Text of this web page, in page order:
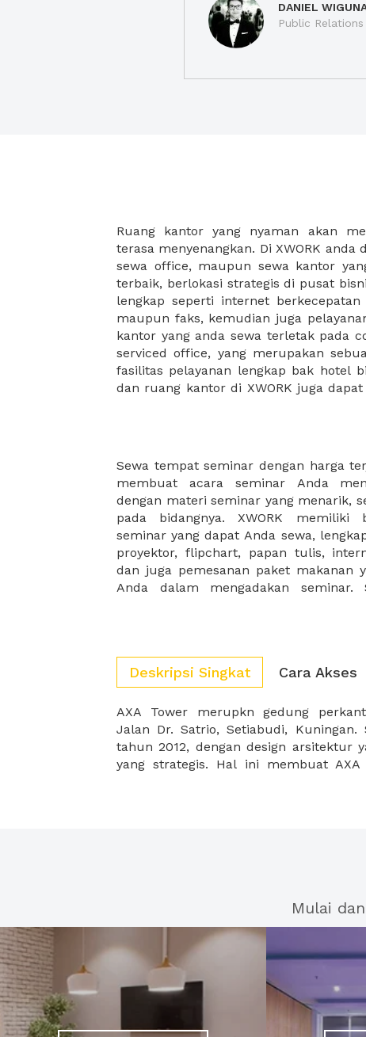
DANIEL
Public
Ruang kantor yang nyaman akan
terasa menyenangkan. Di XWORK anda
sewa office, maupun sewa kantor
terbaik, berlokasi strategis di pusat
lengkap seperti internet
maupun faks, kemudian juga
kantor yang anda sewa terletak pada
serviced office, yang merupakan
fasilitas pelayanan lengkap bak hotel
dan ruang kantor di XWORK juga
legalitas usaha baru Anda, seperti
Perusahaan, Surat Izin Usaha
pendirian PT maupun akte
Sewa ruang kantor XWORK juga
kantor Anda, karena anda dapat
sewa, kemudian Anda dapat survey
kantor Anda, semuanya akan dibuat
kantor terbaik Anda, dan juga sewa
Sewa tempat seminar dengan harga
membuat acara seminar Anda
dengan materi seminar yang menarik,
pada bidangnya. XWORK memiliki
seminar yang dapat Anda sewa,
proyektor, flipchart, papan tulis,
dan juga pemesanan paket makanan
Anda dalam mengadakan
strategis akan membuat Seminar
dan juga ruangan Seminar XWORK
dekat dengan transportasi umum,
yang mudah ditemukan serta
seminar XWORK memiliki interior serta
nyaman, yang akan membuat
Deskripsi Singkat Cara Akses
AXA Tower merupkn gedung perkantoran yang
Jalan Dr. Satrio, Setiabudi,
tahun 2012, dengan design arsitektur
yang strategis. Hal ini membuat
perkantoran yang paling diminati oleh para pelaku
Mulai